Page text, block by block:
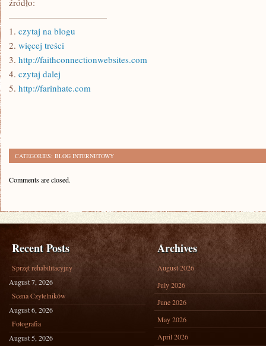
źródło:
———————————
1. czytaj na blogu
2. więcej treści
3. http://faithconnectionwebsites.com
4. czytaj dalej
5. http://farinhate.com
CATEGORIES: BLOG INTERNETOWY
Comments are closed.
Recent Posts
Sprzęt rehabilitacyjny
August 7, 2026
Scena Czytelników
August 6, 2026
Fotografia
August 5, 2026
Archives
August 2026
July 2026
June 2026
May 2026
April 2026